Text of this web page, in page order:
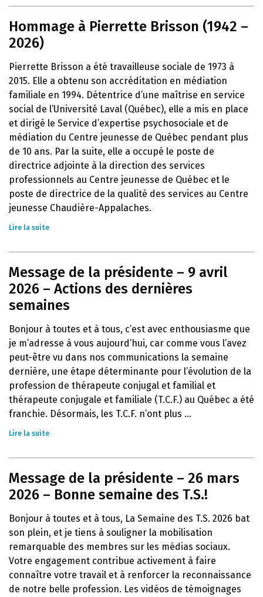
Hommage à Pierrette Brisson (1942 –
2026)
Pierrette Brisson a été travailleuse sociale de 1973 à
2015. Elle a obtenu son accréditation en médiation
familiale en 1994. Détentrice d’une maîtrise en service
social de l’Université Laval (Québec), elle a mis en place
et dirigé le Service d’expertise psychosociale et de
médiation du Centre jeunesse de Québec pendant plus
de 10 ans. Par la suite, elle a occupé le poste de
directrice adjointe à la direction des services
professionnels au Centre jeunesse de Québec et le
poste de directrice de la qualité des services au Centre
jeunesse Chaudière-Appalaches.
Lire la suite
Message de la présidente – 9 avril
2026 – Actions des dernières
semaines
Bonjour à toutes et à tous, c’est avec enthousiasme que
je m’adresse à vous aujourd’hui, car comme vous l’avez
peut-être vu dans nos communications la semaine
dernière, une étape déterminante pour l’évolution de la
profession de thérapeute conjugal et familial et
thérapeute conjugale et familiale (T.C.F.) au Québec a été
franchie. Désormais, les T.C.F. n’ont plus ...
Lire la suite
Message de la présidente – 26 mars
2026 – Bonne semaine des T.S.!
Bonjour à toutes et à tous, La Semaine des T.S. 2026 bat
son plein, et je tiens à souligner la mobilisation
remarquable des membres sur les médias sociaux.
Votre engagement contribue activement à faire
connaître votre travail et à renforcer la reconnaissance
de notre belle profession. Les vidéos de témoignages